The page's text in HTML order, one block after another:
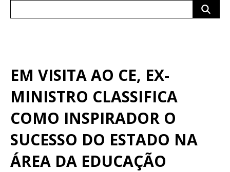
EM VISITA AO CE, EX-
MINISTRO CLASSIFICA
COMO INSPIRADOR O
SUCESSO DO ESTADO NA
ÁREA DA EDUCAÇÃO